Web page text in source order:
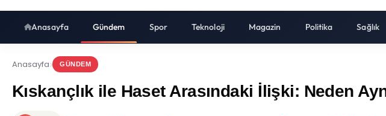
Anasayfa Gündem Spor Teknoloji Magazin Politika Sağlık
Anasayfa GÜNDEM
Kıskançlık ile Haset Arasındaki İlişki: Neden